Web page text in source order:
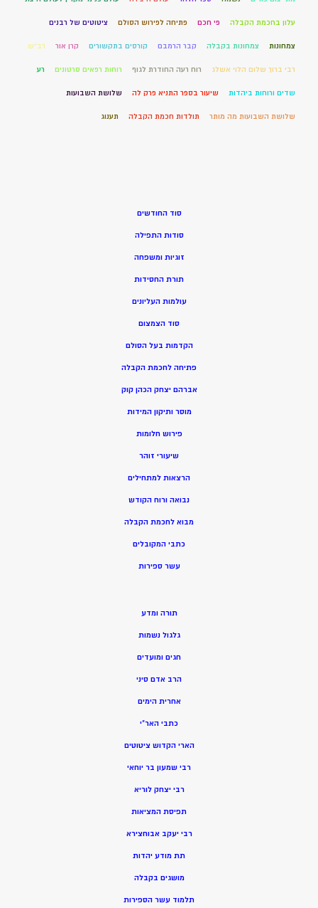
עלון בחכמת הקבלה פי חכם פתיחה לפירוש הסולם ציטוטים של רבנים
צמחונות צמחונות בקבלה קבר הרמבם קורסים בתקשורים קרן אור רב"ש
רבי ברוך שלום הלוי אשלג רוח רעה החודרת לגוף רוחות רפאים סרטונים רע
שדים ורוחות ביהדות שיעור בספר התניא פרק לה שלושת השבועות
שלושת השבועות מה מותר תולדות חכמת הקבלה תענוג
סוד החודשים
סודות התפילה
זוגיות ומשפחה
תורת החסידות
עולמות העליונים
סוד הצמצום
הקדמות בעל הסולם
פתיחה לחכמת הקבלה
אברהם יצחק הכהן קוק
מוסר ותיקון המידות
פירוש חלומות
שיעורי זוהר
הרצאות למתחילים
נבואה ורוח הקודש
מבוא לחכמת הקבלה
כתבי המקובלים
עשר ספירות
תורה ומדע
גלגול נשמות
חגים ומועדים
הרב אדם סיני
אחרית הימים
כתבי האר”י
הארי הקדוש ציטוטים
רבי שמעון בר יוחאי
רבי יצחק לוריא
תפיסת המציאות
רבי יעקב אבוחצירא
תת מודע יהדות
מושגים בקבלה
תלמוד עשר הספירות